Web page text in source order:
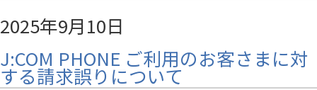
2025年9月10日
J:COM PHONE ご利用のお客さまに対
する請求誤りについて